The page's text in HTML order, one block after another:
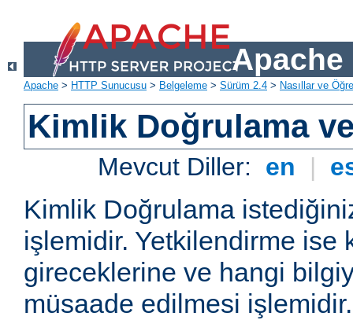
Apache
Apache > HTTP Sunucusu > Belgeleme > Sürüm 2.4 > Nasıllar ve
Kimlik Doğrulama
Mevcut Diller: en |
Kimlik Doğrulama
işlemidir. Yetkilendirme ise
gireceklerine ve hangi
müsaade edilmesi işlemidir.